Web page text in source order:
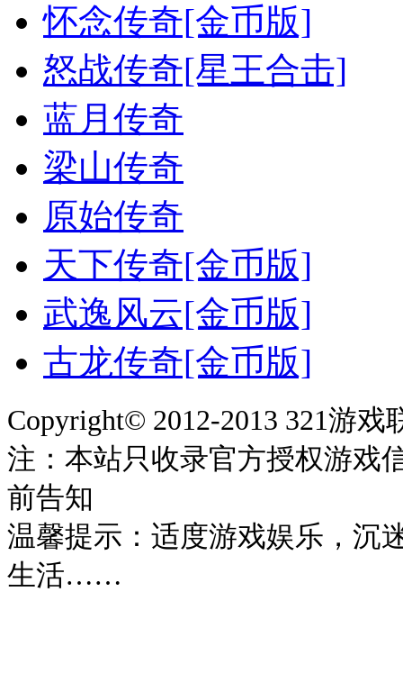
怀念传奇[金币版]
怒战传奇[星王合击]
蓝月传奇
梁山传奇
原始传奇
天下传奇[金币版]
武逸风云[金币版]
古龙传奇[金币版]
Copyright© 2012-2013 321游戏
注：本站只收录官方授权游戏
前告知
温馨提示：适度游戏娱乐，沉
生活……